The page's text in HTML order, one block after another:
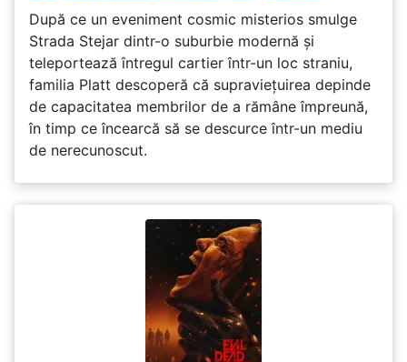
După ce un eveniment cosmic misterios smulge
Strada Stejar dintr-o suburbie modernă și
teleportează întregul cartier într-un loc straniu,
familia Platt descoperă că supraviețuirea depinde
de capacitatea membrilor de a rămâne împreună,
în timp ce încearcă să se descurce într-un mediu
de nerecunoscut.